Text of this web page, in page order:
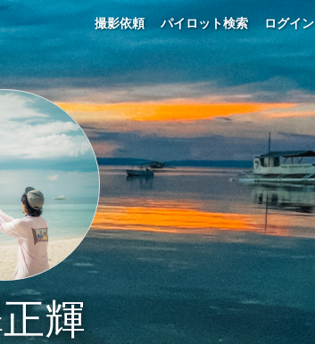
撮影依頼 パイロット検索 ログイン
輝